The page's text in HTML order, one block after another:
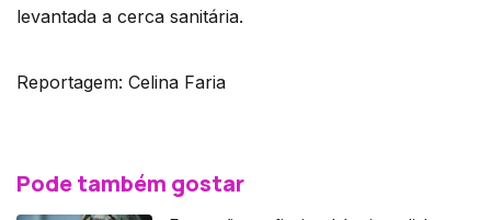
levantada a cerca sanitária.
Reportagem: Celina Faria
Pode também gostar